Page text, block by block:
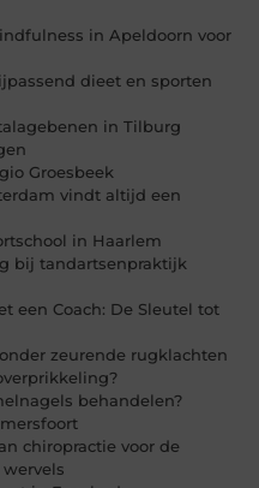
in Apeldoorn voor
dieet en sporten
in Tilburg
Groesbeek
vindt altijd een
in Haarlem
bij tandartsenpraktijk
een Coach: De Sleutel tot
zeurende rugklachten
behandelen?
chiropractie voor de